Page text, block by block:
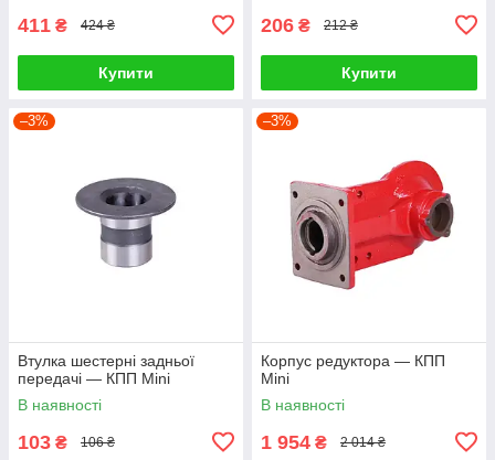
411 ₴ 424 ₴
Купити
206 ₴ 212 ₴
Купити
–3%
Втулка шестерні задньої
передачі — КПП Mini
В наявності
103 ₴ 106 ₴
–3%
Корпус редуктора — КПП
Mini
В наявності
1 954 ₴ 2 014 ₴